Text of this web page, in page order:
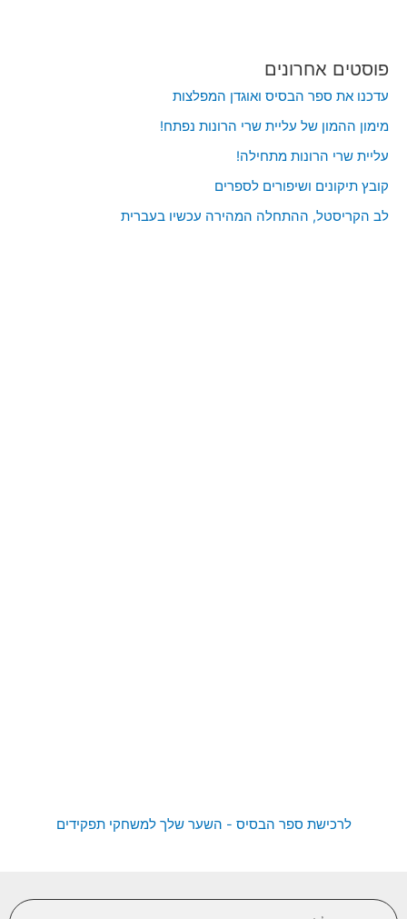
פוסטים אחרונים
עדכנו את ספר הבסיס ואוגדן המפלצות
מימון ההמון של עליית שרי הרונות נפתח!
עליית שרי הרונות מתחילה!
קובץ תיקונים ושיפורים לספרים
לב הקריסטל, ההתחלה המהירה עכשיו בעברית
לרכישת ספר הבסיס - השער שלך למשחקי תפקידים